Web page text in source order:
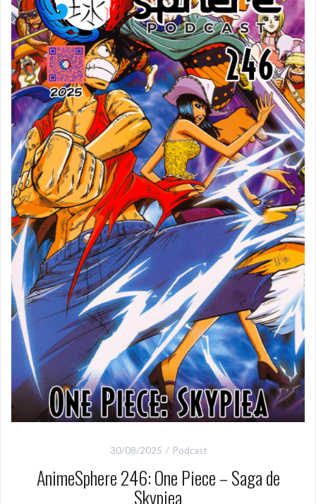
30/08/2025 Podcast
AnimeSphere 246: One Piece – Saga de
Skypiea